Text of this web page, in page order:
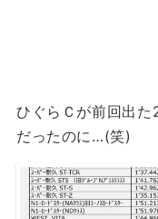
ひぐらＣが前回出
だったのに…(笑)